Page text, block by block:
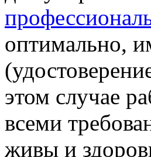
оптимально,
этом случае
всеми
живы и